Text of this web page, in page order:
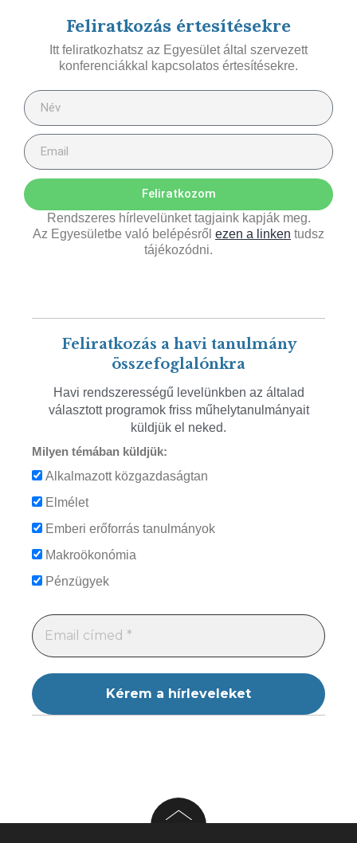
Feliratkozás értesítésekre
Itt feliratkozhatsz az Egyesület által szervezett
konferenciákkal kapcsolatos értesítésekre.
Feliratkozom
Rendszeres hírlevelünket tagjaink kapják meg.
Az Egyesületbe való belépésről ezen a linken tudsz
tájékozódni.
Feliratkozás a havi tanulmány
összefoglalónkra
Havi rendszerességű levelünkben az általad
választott programok friss műhelytanulmányait
küldjük el neked.
Milyen témában küldjük:
Alkalmazott közgazdaságtan
Elmélet
Emberi erőforrás tanulmányok
Makroökonómia
Pénzügyek